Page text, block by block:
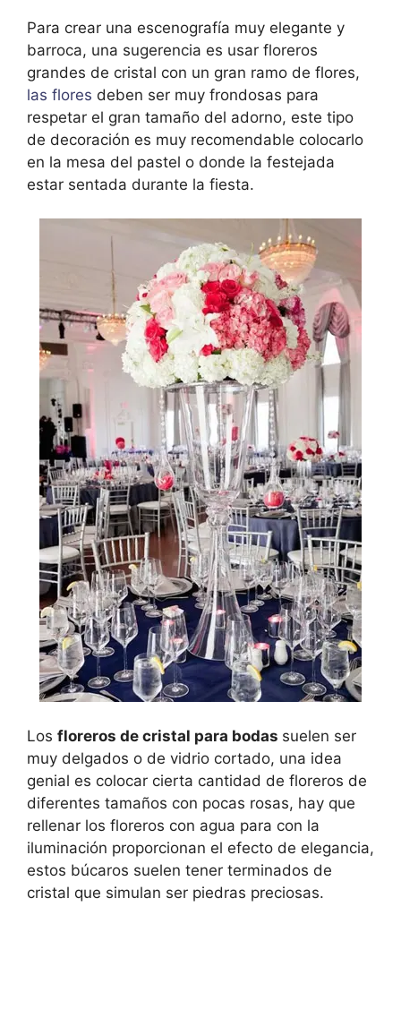
Para crear una escenografía muy elegante y
barroca, una sugerencia es usar floreros
grandes de cristal con un gran ramo de flores,
las flores deben ser muy frondosas para
respetar el gran tamaño del adorno, este tipo
de decoración es muy recomendable colocarlo
en la mesa del pastel o donde la festejada
estar sentada durante la fiesta.
Los floreros de cristal para bodas suelen ser
muy delgados o de vidrio cortado, una idea
genial es colocar cierta cantidad de floreros de
diferentes tamaños con pocas rosas, hay que
rellenar los floreros con agua para con la
iluminación proporcionan el efecto de elegancia,
estos búcaros suelen tener terminados de
cristal que simulan ser piedras preciosas.